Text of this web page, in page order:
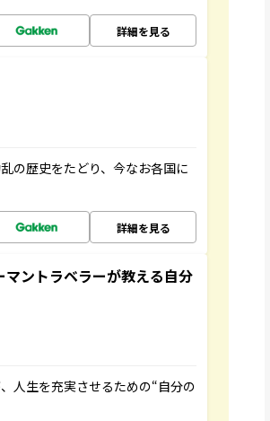
詳細を見る
の歴史をたどり、今なお各国に
詳細を見る
ントラベラーが教える自分
人生を充実させるための“自分の